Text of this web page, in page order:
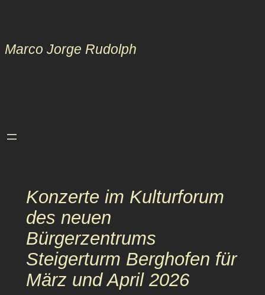
springen
Marco Jorge Rudolph
Konzerte im Kulturforum
des neuen
Bürgerzentrums
Steigerturm Berghofen für
März und April 2026